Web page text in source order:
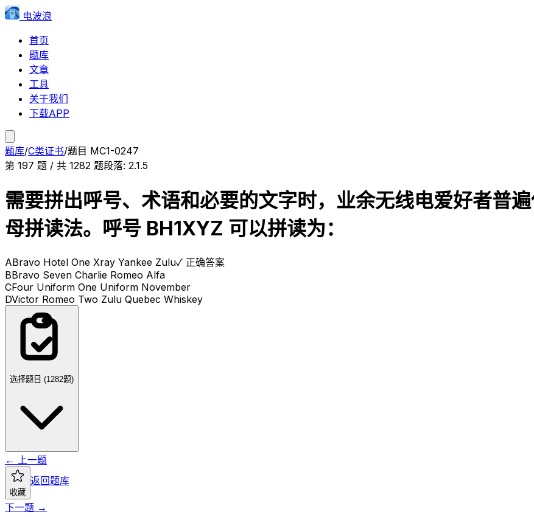
电波浪
首页
题库
文章
工具
关于我们
下载APP
题库/C类证书/题目 MC1-0247
第 197 题 / 共 1282 题段落: 2.1.5
需要拼出呼号、术语和必要的文字时，业余无线电爱好者普
母拼读法。呼号 BH1XYZ 可以拼读为：
ABravo Hotel One Xray Yankee Zulu✓ 正确答案
BBravo Seven Charlie Romeo Alfa
CFour Uniform One Uniform November
DVictor Romeo Two Zulu Quebec Whiskey
选择题目 (1282题)
← 上一题
收藏
返回题库
下一题 →